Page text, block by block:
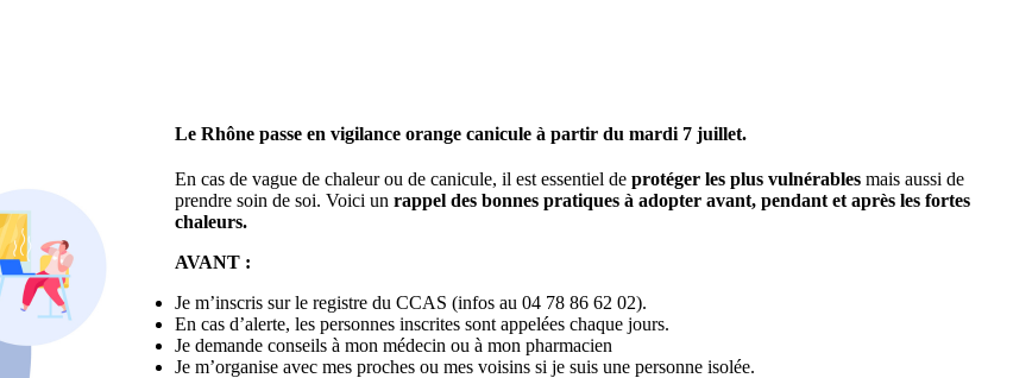
Le Rhône passe en vigilance orange canicule à partir du mardi 7 juillet.
En cas de vague de chaleur ou de canicule, il est essentiel de protéger les plus vulnérables mais aussi de
prendre soin de soi. Voici un rappel des bonnes pratiques à adopter avant, pendant et après les fortes
chaleurs.
AVANT :
Je m’inscris sur le registre du CCAS (infos au 04 78 86 62 02).
En cas d’alerte, les personnes inscrites sont appelées chaque jours.
Je demande conseils à mon médecin ou à mon pharmacien
Je m’organise avec mes proches ou mes voisins si je suis une personne isolée.